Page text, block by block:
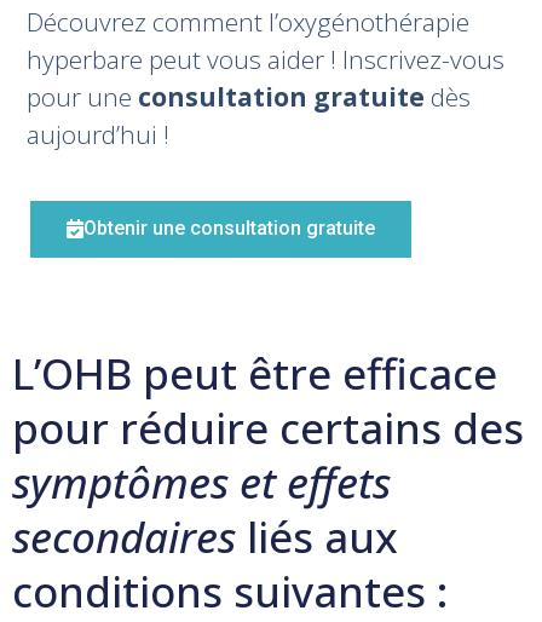
Découvrez comment l’oxygénothérapie
hyperbare peut vous aider ! Inscrivez-vous
pour une consultation gratuite dès
aujourd’hui !
Obtenir une consultation gratuite
L’OHB peut être efficace
pour réduire certains des
symptômes et effets
secondaires liés aux
conditions suivantes :